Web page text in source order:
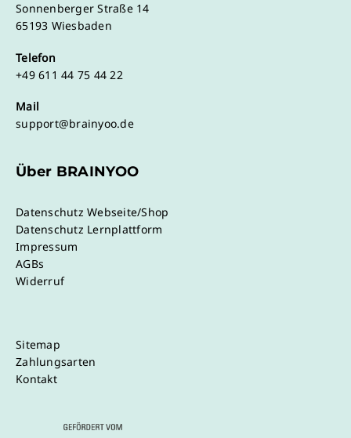
Sonnenberger Straße 14
65193 Wiesbaden
Telefon
+49 611 44 75 44 22
Mail
support@brainyoo.de
Über BRAINYOO
Datenschutz Webseite/Shop
Datenschutz Lernplattform
Impressum
AGBs
Widerruf
Sitemap
Zahlungsarten
Kontakt